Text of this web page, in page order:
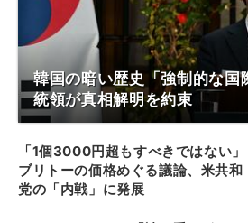
韓国の暗い歴史「強制的な国
統領が真相解明を約束
「1個3000円超もすべきではない」
ブリトーの価格めぐる議論、米共和
党の「内戦」に発展